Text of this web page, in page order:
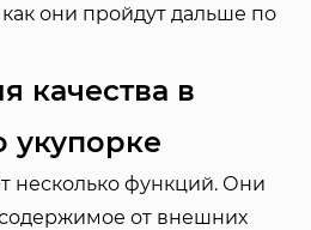
они пройдут дальше по
качества в
укупорке
несколько функций. Они
от внешних